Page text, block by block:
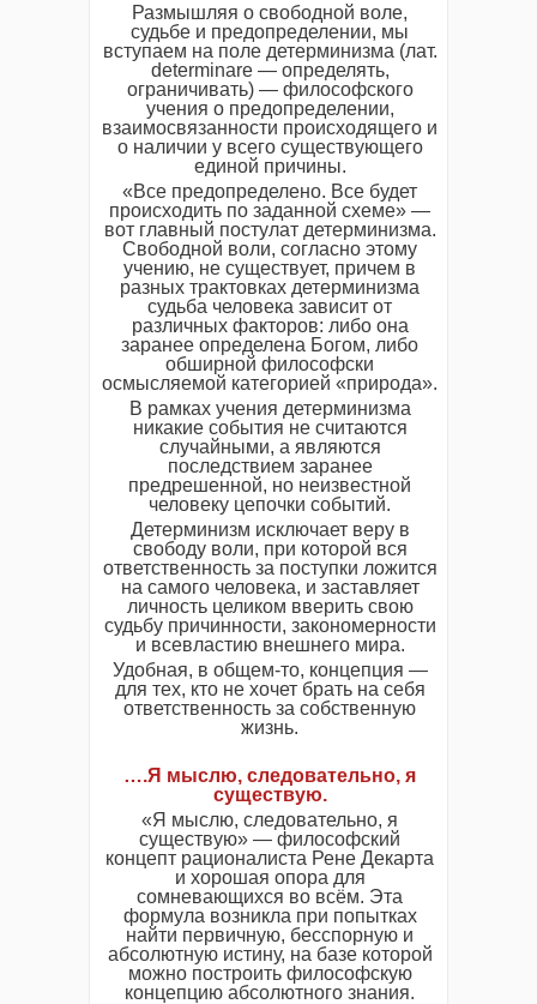
Размышляя о свободной воле,
судьбе и предопределении, мы
вступаем на поле детерминизма (лат.
determinare — определять,
ограничивать) — философского
учения о предопределении,
взаимосвязанности происходящего и
о наличии у всего существующего
единой причины.
«Все предопределено. Все будет
происходить по заданной схеме» —
вот главный постулат детерминизма.
Свободной воли, согласно этому
учению, не существует, причем в
разных трактовках детерминизма
судьба человека зависит от
различных факторов: либо она
заранее определена Богом, либо
обширной философски
осмысляемой категорией «природа».
В рамках учения детерминизма
никакие события не считаются
случайными, а являются
последствием заранее
предрешенной, но неизвестной
человеку цепочки событий.
Детерминизм исключает веру в
свободу воли, при которой вся
ответственность за поступки ложится
на самого человека, и заставляет
личность целиком вверить свою
судьбу причинности, закономерности
и всевластию внешнего мира.
Удобная, в общем-то, концепция —
для тех, кто не хочет брать на себя
ответственность за собственную
жизнь.
….Я мыслю, следовательно, я
существую.
«Я мыслю, следовательно, я
существую» — философский
концепт рационалиста Рене Декарта
и хорошая опора для
сомневающихся во всём. Эта
формула возникла при попытках
найти первичную, бесспорную и
абсолютную истину, на базе которой
можно построить философскую
концепцию абсолютного знания.